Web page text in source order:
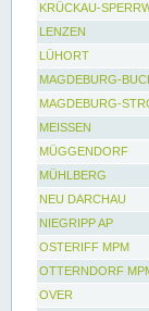
KRÜCKAU-
LENZEN
LÜHORT
MAGDEBURG-
MAGDEBURG-
MEISSEN
MÜGGENDORF
MÜHLBERG
NEU DARCHAU
NIEGRIPP AP
OSTERIFF MPM
OTTERNDORF
OVER